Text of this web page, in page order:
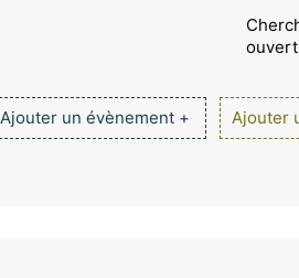
Ajouter un évènement + Ajouter